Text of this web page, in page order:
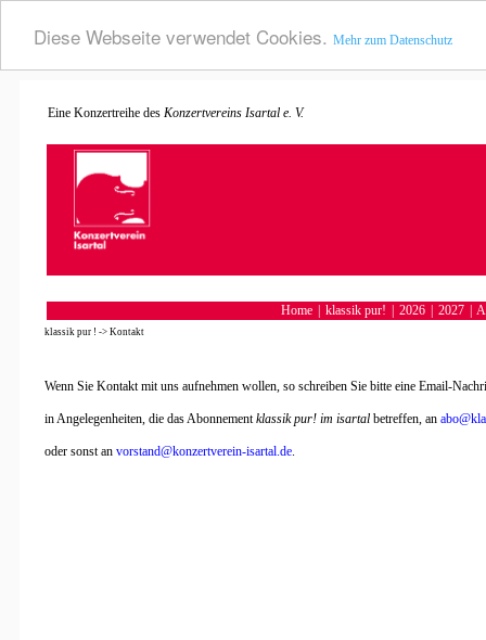
Diese Webseite verwendet Cookies. Mehr zum Datenschutz
Eine Konzertreihe des Konzertvereins Isartal e. V.
Home klassik pur! 2026 2027
klassik pur ! -> Kontakt
Wenn Sie Kontakt mit uns aufnehmen wollen, so schreiben Sie bitte eine Email-
in Angelegenheiten, die das Abonnementklassik pur! im isartalbetreffen, an
oder sonst an vorstand@konzertverein-isartal.de.